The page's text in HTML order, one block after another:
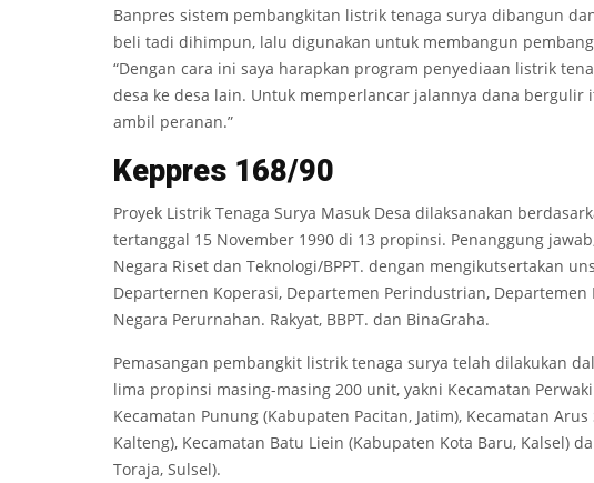
Banpres sistem pembangkitan listrik tenaga surya dibangun
beli tadi dihimpun, lalu digunakan untuk membangun
“Dengan cara ini saya harapkan program penyediaan listrik
desa ke desa lain. Untuk memperlancar jalannya dana bergulir
ambil peranan.”
Keppres 168/90
Proyek Listrik Tenaga Surya Masuk Desa dilaksanakan
tertanggal 15 November 1990 di 13 propinsi. Penanggung
Negara Riset dan Teknologi/BPPT. dengan mengikutsertakan
Departernen Koperasi, Departemen Perindustrian,
Negara Perurnahan. Rakyat, BBPT. dan BinaGraha.
Pemasangan pembangkit listrik tenaga surya telah dilakukan
lima propinsi masing-masing 200 unit, yakni Kecamatan
Kecamatan Punung (Kabupaten Pacitan, Jatim), Kecamatan
Kalteng), Kecamatan Batu Liein (Kabupaten Kota Baru, Kalsel)
Toraja, Sulsel).